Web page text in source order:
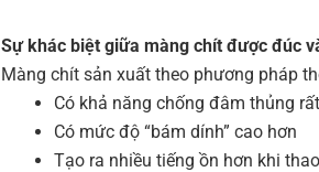
Sự khác biệt giữa màng chít được đúc
Màng chít sản xuất theo phương pháp
Có khả năng chống đâm thủng
Có mức độ “bám dính” cao hơn
Tạo ra nhiều tiếng ồn hơn khi thao